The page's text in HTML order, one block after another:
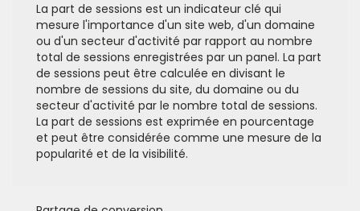
La part de sessions est un indicateur clé qui
mesure l'importance d'un site web, d'un domaine
ou d'un secteur d'activité par rapport au nombre
total de sessions enregistrées par un panel. La part
de sessions peut être calculée en divisant le
nombre de sessions du site, du domaine ou du
secteur d'activité par le nombre total de sessions.
La part de sessions est exprimée en pourcentage
et peut être considérée comme une mesure de la
popularité et de la visibilité.